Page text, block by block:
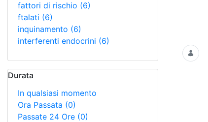
fattori di rischio (6)
ftalati (6)
inquinamento (6)
interferenti endocrini (6)
Durata
In qualsiasi momento
Ora Passata (0)
Passate 24 Ore (0)